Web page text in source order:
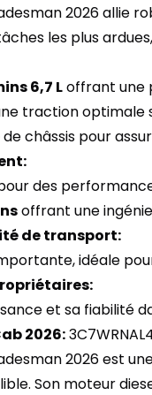
2026 allie
les plus
6,7 Loffrant une
traction optimale
de châssis pour
des
offrant une
de transport:
idéale
et sa fiabilité
2026:
2026 est
Son moteur